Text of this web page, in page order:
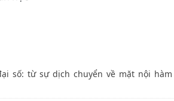
chuyển về mặt nội hàm khái niệm đến phạm vi